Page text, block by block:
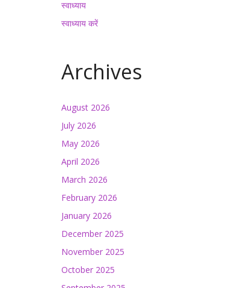
स्वाध्याय
स्वाध्याय करें
Archives
August 2026
July 2026
May 2026
April 2026
March 2026
February 2026
January 2026
December 2025
November 2025
October 2025